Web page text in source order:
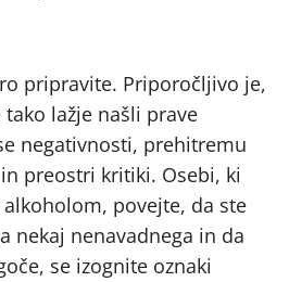
pripravite. Priporočljivo je,
lažje našli prave
negativnosti, prehitremu
preostri kritiki. Osebi, ki
povejte, da ste
nekaj nenavadnega in da
se izognite oznaki